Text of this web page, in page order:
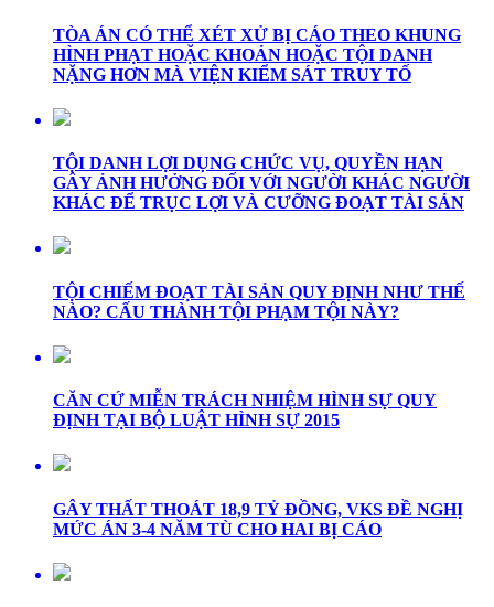
TÒA ÁN CÓ THỂ XÉT XỬ BỊ CÁO THEO KHUNG
HÌNH PHẠT HOẶC KHOẢN HOẶC TỘI DANH
NẶNG HƠN MÀ VIỆN KIỂM SÁT TRUY TỐ
TỘI DANH LỢI DỤNG CHỨC VỤ, QUYỀN HẠN
GÂY ẢNH HƯỞNG ĐỐI VỚI NGƯỜI KHÁC NGƯỜI
KHÁC ĐỂ TRỤC LỢI VÀ CƯỠNG ĐOẠT TÀI SẢN
TỘI CHIẾM ĐOẠT TÀI SẢN QUY ĐỊNH NHƯ THẾ
NÀO? CẤU THÀNH TỘI PHẠM TỘI NÀY?
CĂN CỨ MIỄN TRÁCH NHIỆM HÌNH SỰ QUY
ĐỊNH TẠI BỘ LUẬT HÌNH SỰ 2015
GÂY THẤT THOÁT 18,9 TỶ ĐỒNG, VKS ĐỀ NGHỊ
MỨC ÁN 3-4 NĂM TÙ CHO HAI BỊ CÁO